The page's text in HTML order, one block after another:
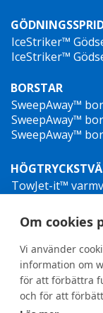
IceStriker™
IceStriker™
BORSTAR
SweepAway™
SweepAway™
SweepAway™
TowJet-it™
Jet-it™
Om cookies
Vi använder
information om
för att förbättra
och för att